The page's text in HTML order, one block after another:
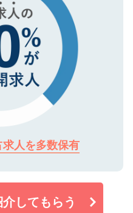
人を多数保有
してもらう